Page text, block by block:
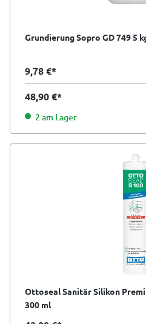
Grundierung Sopro GD 749 5
9,78 €*
48,90 €*
2 am Lager
Ottoseal Sanitär Silikon
300 ml